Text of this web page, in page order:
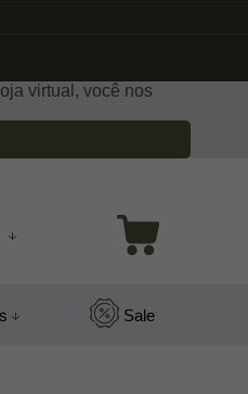
virtual, você nos
Sale